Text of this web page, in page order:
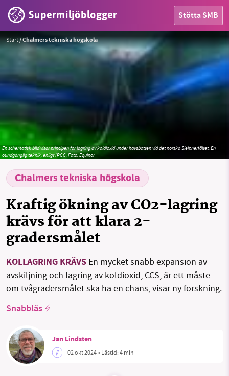
Supermiljöbloggen Stötta SMB
HEM
MILJÖFAKTA
Sök Sparade inlägg Tipsa oss
Facebook
Threads LinkedIn
Start/Chalmers tekniska högskola
Chalmers tekniska högskola
Kraftig ökning av CO2-lagring
krävs för att klara 2-
gradersmålet
KOLLAGRING KRÄVS En mycket snabb expansion av
avskiljning och lagring av koldioxid, CCS, är ett måste
om tvågradersmålet ska ha en chans, visar ny forskning.
Snabbläs
Jan Lindsten
02 okt 2024• Lästid:4 min
En schematisk bild visar principen för lagring av koldioxid under havsbotten vid det norska Sleipnerfältet. En
oundgänglig teknik, enligt IPCC.Foto: Equinor
SMB kämpar för en hållbar framtid. Sedan
starten 2010 har vår ideella redaktion drivit
miljödebatten framåt genom
nyhetsbevakning och granskningar. Nu vill vi
vill hjälpa oss.
Stötta vårt arbete genom att swisha en slant till